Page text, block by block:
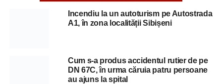
Incendiu la un autoturism pe Autostrada
A1, în zona localității Sibișeni
Cum s-a produs accidentul rutier de pe
DN 67C, în urma căruia patru persoane
au ajuns la spital